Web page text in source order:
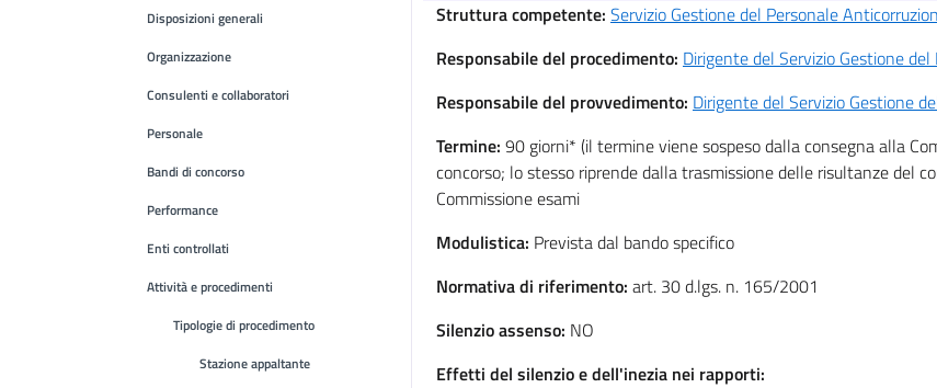
Disposizioni generali
Organizzazione
Consulenti e collaboratori
Personale
Bandi di concorso
Performance
Enti controllati
Attività e procedimenti
Tipologie di procedimento
Stazione appaltante
Struttura competente: Servizio Gestione del Personale
Responsabile del procedimento: Dirigente del Servizio Gestione
Responsabile del provvedimento: Dirigente del Servizio Gestione
Termine: 90 giorni* (il termine viene sospeso dalla consegna alla
concorso; lo stesso riprende dalla trasmissione delle risultanze del
Commissione esami
Modulistica: Prevista dal bando specifico
Normativa di riferimento: art. 30 d.lgs. n. 165/2001
Silenzio assenso: NO
Effetti del silenzio e dell'inezia nei rapporti: